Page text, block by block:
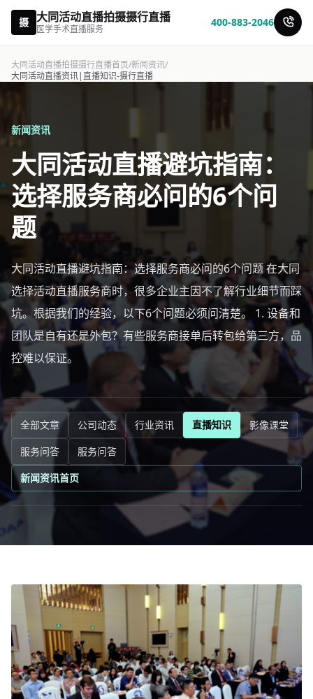
摄 大同活动直播拍摄摄行直播
医学手术直播服务
400-883-2046
大同活动直播拍摄摄行直播首页/新闻资讯/
大同活动直播资讯|直播知识-摄行直播
新闻资讯
大同活动直播避坑指南：
选择服务商必问的6个问
题
大同活动直播避坑指南：选择服务商必问的6个问题 在大同
选择活动直播服务商时，很多企业主因不了解行业细节而踩
坑。根据我们的经验，以下6个问题必须问清楚。 1. 设备和
团队是自有还是外包？有些服务商接单后转包给第三方，品
控难以保证。
全部文章 公司动态 行业资讯 直播知识
影像课堂
服务问答
服务问答
新闻资讯首页